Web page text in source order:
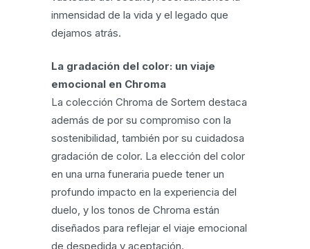
inmensidad de la vida y el legado que
dejamos atrás.
La gradación del color: un viaje
emocional en Chroma
La colección Chroma de Sortem destaca
además de por su compromiso con la
sostenibilidad, también por su cuidadosa
gradación de color. La elección del color
en una urna funeraria puede tener un
profundo impacto en la experiencia del
duelo, y los tonos de Chroma están
diseñados para reflejar el viaje emocional
de despedida y aceptación.